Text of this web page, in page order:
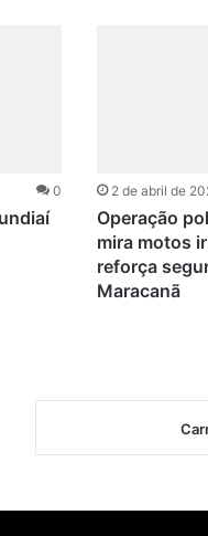
0 2 de abril de
Operação
mira motos
reforça
Maracanã